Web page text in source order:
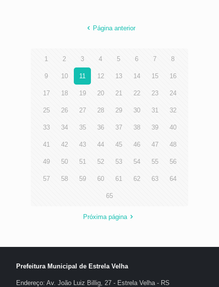
Página anterior
1 2 3 4 5 6 7 8
9 10 11 12 13 14 15 16
17 18 19 20 21 22 23 24
25 26 27 28 29 30 31 32
33 34 35 36 37 38 39 40
41 42 43 44 45 46 47 48
49 50 51 52 53 54 55 56
57 58 59 60 61 62 63 64
65
Próxima página
Prefeitura Municipal de Estrela Velha
Endereço: Av. João Luiz Billig, 27 - Estrela Velha - RS